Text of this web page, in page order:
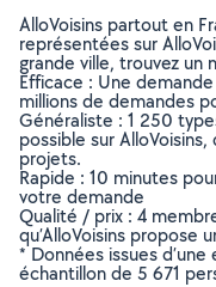
AlloVoisins partout en
représentées sur
grande ville, trouvez un
Efficace : Une
millions de demandes
Généraliste : 1 250
possible sur
projets.
Rapide : 10 minutes
votre demande
Qualité / prix : 4
qu’AlloVoisins propose
* Données issues
échantillon de 5 671